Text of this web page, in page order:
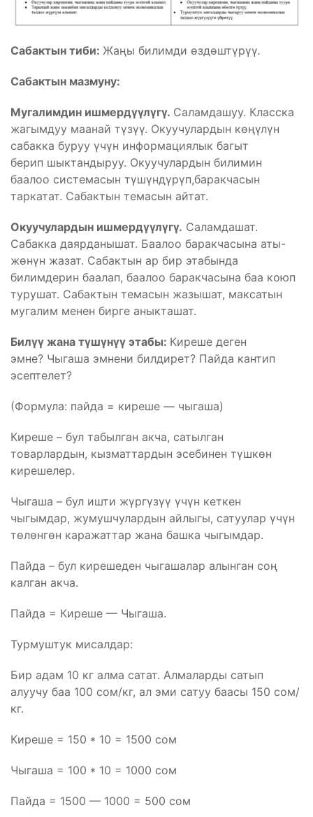
Сабактын тиби: Жаңы билимди өздөштүрүү.
Сабактын мазмуну:
Мугалимдин ишмердүүлүгү. Саламдашуу. Класска
жагымдуу маанай түзүү. Окуучулардын көңүлүн
сабакка буруу үчүн информациялык багыт
берип шыктандыруу. Окуучулардын билимин
баалоо системасын түшүндүрүп,баракчасын
таркатат. Сабактын темасын айтат.
Окуучулардын ишмердүүлүгү. Саламдашат.
Сабакка даярданышат. Баалоо баракчасына аты-
жөнүн жазат. Сабактын ар бир этабында
билимдерин баалап, баалоо баракчасына баа коюп
турушат. Сабактын темасын жазышат, максатын
мугалим менен бирге аныкташат.
Билүү жана түшүнүү этабы: Киреше деген
эмне? Чыгаша эмнени билдирет? Пайда кантип
эсептелет?
(Формула: пайда = киреше — чыгаша)
Киреше – бул табылган акча, сатылган
товарлардын, кызматтардын эсебинен түшкөн
кирешелер.
Чыгаша – бул ишти жүргүзүү үчүн кеткен
чыгымдар, жумушчулардын айлыгы, сатуулар үчүн
төлөнгөн каражаттар жана башка чыгымдар.
Пайда – бул кирешеден чыгашалар алынган соң
калган акча.
Пайда = Киреше — Чыгаша.
Турмуштук мисалдар:
Бир адам 10 кг алма сатат. Алмаларды сатып
алуучу баа 100 сом/кг, ал эми сатуу баасы 150 сом/
кг.
Киреше = 150 * 10 = 1500 сом
Чыгаша = 100 * 10 = 1000 сом
Пайда = 1500 — 1000 = 500 сом